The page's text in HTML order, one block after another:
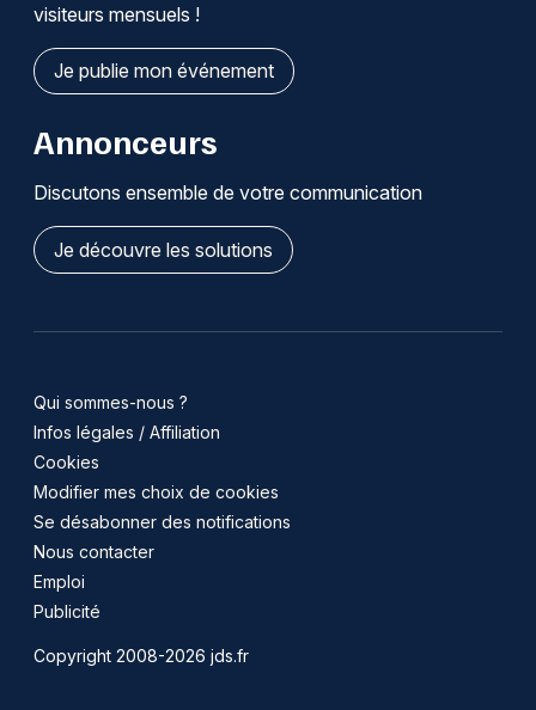
visiteurs mensuels !
Je publie mon événement
Annonceurs
Discutons ensemble de votre communication
Je découvre les solutions
Qui sommes-nous ?
Infos légales / Affiliation
Cookies
Modifier mes choix de cookies
Se désabonner des notifications
Nous contacter
Emploi
Publicité
Copyright 2008-2026 jds.fr